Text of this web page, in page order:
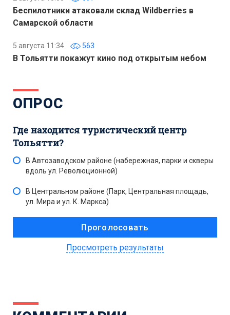
Беспилотники атаковали склад Wildberries в
Самарской области
5 августа 11:34 563
В Тольятти покажут кино под открытым небом
ОПРОС
Где находится туристический центр
Тольятти?
В Автозаводском районе (набережная, парки и скверы
вдоль ул. Революционной)
В Центральном районе (Парк, Центральная площадь,
ул. Мира и ул. К. Маркса)
Просмотреть результаты